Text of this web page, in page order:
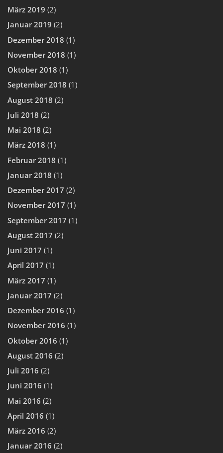
März 2019 (2)
Januar 2019 (2)
Dezember 2018 (1)
November 2018 (1)
Oktober 2018 (1)
September 2018 (1)
August 2018 (2)
Juli 2018 (2)
Mai 2018 (2)
März 2018 (1)
Februar 2018 (1)
Januar 2018 (1)
Dezember 2017 (2)
November 2017 (1)
September 2017 (1)
August 2017 (2)
Juni 2017 (1)
April 2017 (1)
März 2017 (1)
Januar 2017 (2)
Dezember 2016 (1)
November 2016 (1)
Oktober 2016 (1)
August 2016 (2)
Juli 2016 (2)
Juni 2016 (1)
Mai 2016 (2)
April 2016 (1)
März 2016 (2)
Januar 2016 (2)